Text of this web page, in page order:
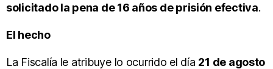
solicitado la pena de 16 años de prisión efectiva.
El hecho
La Fiscalía le atribuye lo ocurrido el día 21 de agosto